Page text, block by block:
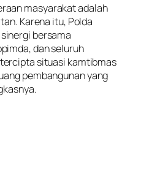
masyarakat adalah
Karena itu, Polda
bersama
dan seluruh
situasi kamtibmas
pembangunan yang